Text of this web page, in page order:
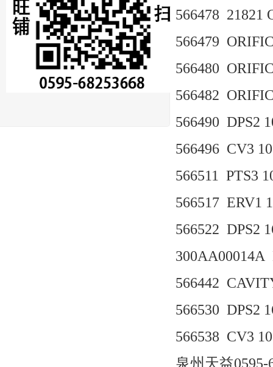
566478 21821
566479
566480
566482
566490 DPS2
566496 CV3
566511 PTS3
566517 ERV1
566522 DPS2
300AA00014A
566442
566530 DPS2
566538 CV3
泉州天益0595-